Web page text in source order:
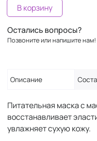
В корзину
Остались вопросы?
Позвоните или напишите нам!
Описание
Питательная маска с
восстанавливает
увлажняет сухую кожу.